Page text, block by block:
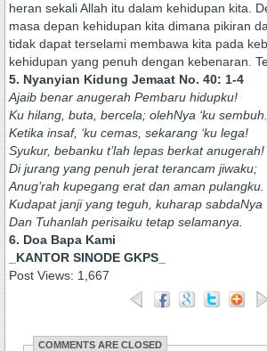
heran sekali Allah itu dalam kehidupan kita.
masa depan kehidupan kita dimana pikiran
tidak dapat terselami membawa kita pada
kehidupan yang penuh dengan kebenaran.
5. Nyanyian Kidung Jemaat No. 40: 1-4
Ajaib benar anugerah Pembaru hidupku!
Ku hilang, buta, bercela; olehNya ‘ku sembuh.
Ketika insaf, ‘ku cemas, sekarang ‘ku lega!
Syukur, bebanku t’lah lepas berkat anugerah!
Di jurang yang penuh jerat terancam jiwaku;
Anug’rah kupegang erat dan aman pulangku.
Kudapat janji yang teguh, kuharap sabdaNya
Dan Tuhanlah perisaiku tetap selamanya.
6. Doa Bapa Kami
_KANTOR SINODE GKPS_
Post Views: 1,667
COMMENTS ARE CLOSED